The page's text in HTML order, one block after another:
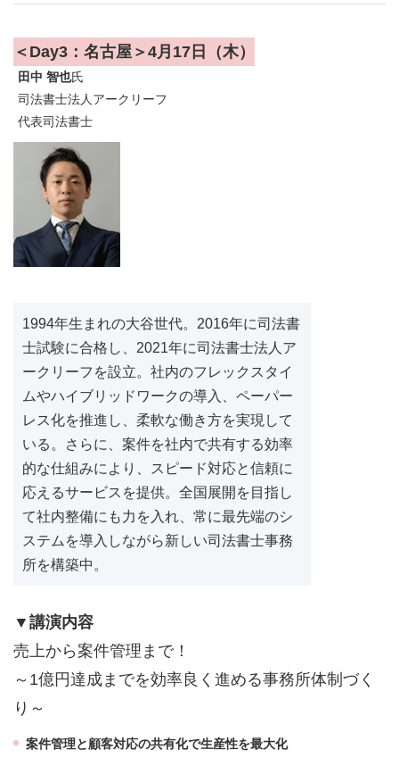
＜Day3：名古屋＞4月17日（木）
田中 智也氏
司法書士法人アークリーフ
代表司法書士
1994年生まれの大谷世代。2016年に司法書
士試験に合格し、2021年に司法書士法人ア
ークリーフを設立。社内のフレックスタイ
ムやハイブリッドワークの導入、ペーパー
レス化を推進し、柔軟な働き方を実現して
いる。さらに、案件を社内で共有する効率
的な仕組みにより、スピード対応と信頼に
応えるサービスを提供。全国展開を目指し
て社内整備にも力を入れ、常に最先端のシ
ステムを導入しながら新しい司法書士事務
所を構築中。
▼講演内容
売上から案件管理まで！
～1億円達成までを効率良く進める事務所体制づく
り～
案件管理と顧客対応の共有化で生産性を最大化